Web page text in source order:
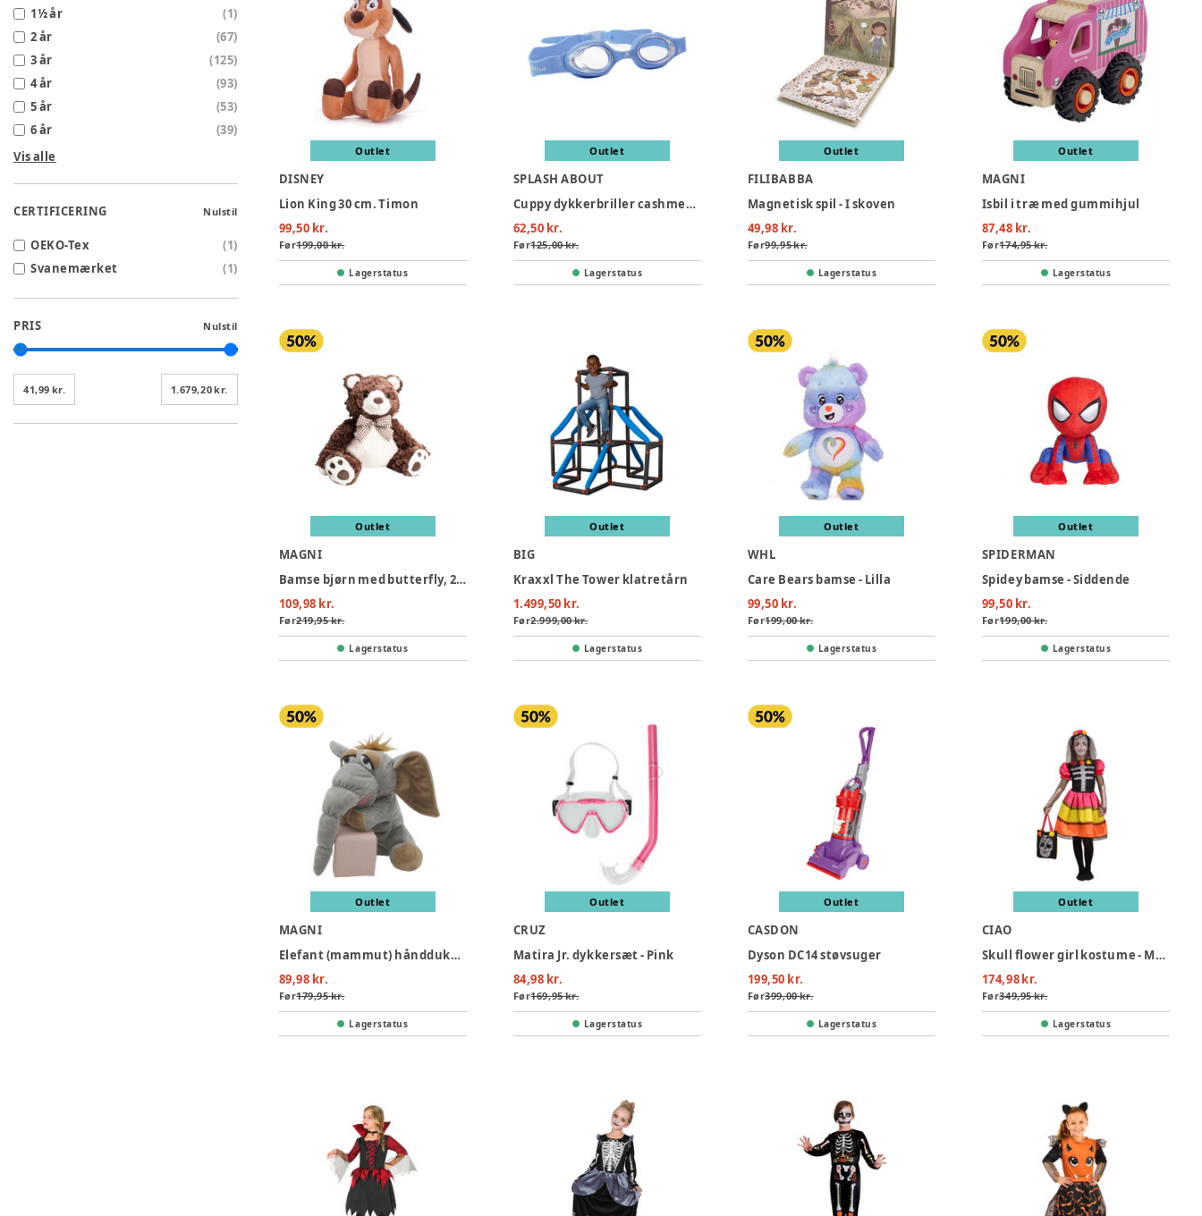
1½ år
(1)
2 år
(67)
3 år
(125)
4 år
(93)
5 år
(53)
6 år
(39)
Vis alle
CERTIFICERING Nulstil
OEKO-Tex (1)
Svanemærket
(1)
PRIS Nulstil
41,99 kr. 1.679,20 kr.
Outlet
DISNEY
Lion King 30 cm. Timon
99,50 kr.
Før199,00 kr.
Lagerstatus
Outlet
SPLASH ABOUT
Cuppy dykkerbriller cashmere- infant 2-6 years
62,50 kr.
Før125,00 kr.
Lagerstatus
Outlet
FILIBABBA
Magnetisk spil - I skoven
49,98 kr.
Før99,95 kr.
Lagerstatus
Outlet
MAGNI
Isbil i træ med gummihjul
87,48 kr.
Før174,95 kr.
Lagerstatus
Outlet
MAGNI
Bamse bjørn med butterfly, 25 cm
109,98 kr.
Før219,95 kr.
Lagerstatus
Outlet
BIG
Kraxxl The Tower klatretårn
1.499,50 kr.
Før2.999,00 kr.
Lagerstatus
Outlet
WHL
Care Bears bamse - Lilla
99,50 kr.
Før199,00 kr.
Lagerstatus
Outlet
SPIDERMAN
Spidey bamse - Siddende
99,50 kr.
Før199,00 kr.
Lagerstatus
Outlet
MAGNI
Elefant (mammut) hånddukke 25 cm.
89,98 kr.
Før179,95 kr.
Lagerstatus
Outlet
CRUZ
Matira Jr. dykkersæt - Pink
84,98 kr.
Før169,95 kr.
Lagerstatus
Outlet
CASDON
Dyson DC14 støvsuger
199,50 kr.
Før399,00 kr.
Lagerstatus
Outlet
CIAO
Skull flower girl kostume - MULTI
174,98 kr.
Før349,95 kr.
Lagerstatus